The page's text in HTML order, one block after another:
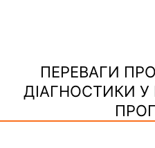
ПЕРЕВАГИ
ДІАГНОСТИКИ У